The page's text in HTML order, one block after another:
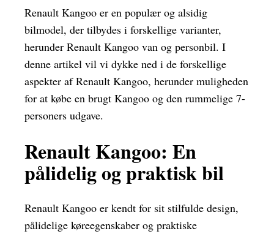
Renault Kangoo er en populær og alsidig
bilmodel, der tilbydes i forskellige varianter,
herunder Renault Kangoo van og personbil. I
denne artikel vil vi dykke ned i de forskellige
aspekter af Renault Kangoo, herunder muligheden
for at købe en brugt Kangoo og den rummelige 7-
personers udgave.
Renault Kangoo: En
pålidelig og praktisk bil
Renault Kangoo er kendt for sit stilfulde design,
pålidelige køreegenskaber og praktiske